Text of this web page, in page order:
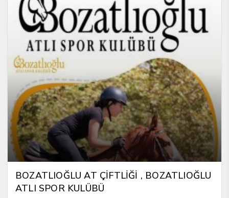
BOZATLIOĞLU AT ÇİFTLİĞİ , BOZATLIOĞLU
ATLI SPOR KULÜBÜ